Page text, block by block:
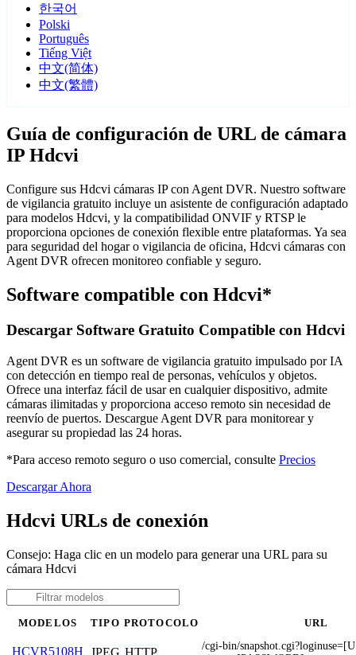
한국어
Polski
Português
Tiếng Việt
中文(简体)
中文(繁體)
Guía de configuración de URL de cámara
IP Hdcvi
Configure sus Hdcvi cámaras IP con Agent DVR. Nuestro software
de vigilancia gratuito incluye un asistente de configuración adaptado
para modelos Hdcvi, y la compatibilidad ONVIF y RTSP le
proporciona opciones de conexión flexible entre plataformas. Ya sea
para seguridad del hogar o vigilancia de oficina, Hdcvi cámaras con
Agent DVR ofrecen monitoreo confiable y seguro.
Software compatible con Hdcvi*
Descargar Software Gratuito Compatible con Hdcvi
Agent DVR es un software de vigilancia gratuito impulsado por IA
con detección en tiempo real de personas, vehículos y objetos.
Ofrece una interfaz fácil de usar en cualquier dispositivo, admite
cámaras ilimitadas y proporciona acceso remoto sin necesidad de
reenvío de puertos. Descargue Agent DVR para monitorear y
asegurar su propiedad las 24 horas.
*Para acceso remoto seguro o uso comercial, consulte Precios
Descargar Ahora
Hdcvi URLs de conexión
Consejo: Haga clic en un modelo para generar una URL para su
cámara Hdcvi
MODELOS TIPO PROTOCOLO URL
HCVR5108H JPEG HTTP
/cgi-bin/